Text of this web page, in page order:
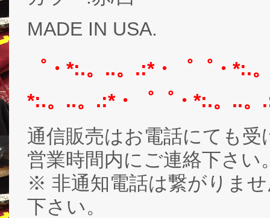
MADE IN USA.
゜・*:.。..。.:*・゜゜・*:.
*:.。..。.:*・゜゜・*:.。..
通信販売はお電話にても
営業時間内にご連絡下さい
※ 非通知電話は繋がりま
下さい。